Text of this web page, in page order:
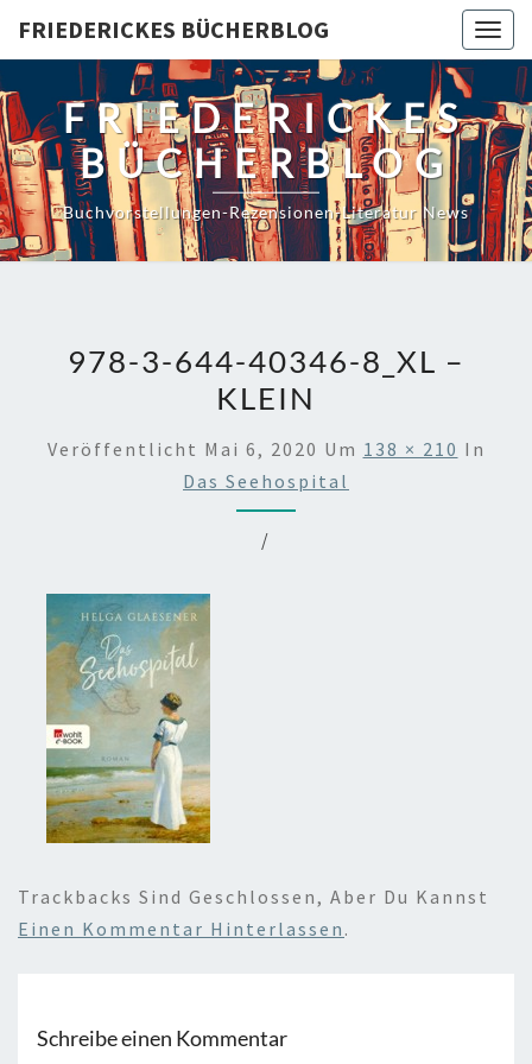
content
FRIEDERICKES BÜCHERBLOG
FRIEDERICKES
BÜCHERBLOG
Buchvorstellungen-Rezensionen-Literatur News
978-3-644-40346-8_XL –
KLEIN
Veröffentlicht Mai 6, 2020 Um 138 × 210 In
Das Seehospital
/
Trackbacks Sind Geschlossen, Aber Du Kannst
Einen Kommentar Hinterlassen .
Schreibe einen Kommentar